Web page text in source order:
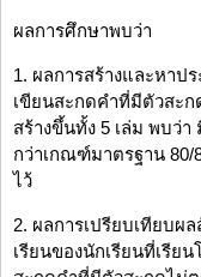
ผลการศึกษาพบว่า
1. ผลการสร้างและหา
เขียนสะกดคำที่มีตัวสะ
สร้างขึ้นทั้ง 5 เล่ม พบว่า
กว่าเกณฑ์มาตรฐาน
ไว้
2. ผลการเปรียบเทียบผ
เรียนของนักเรียนที่เรีย